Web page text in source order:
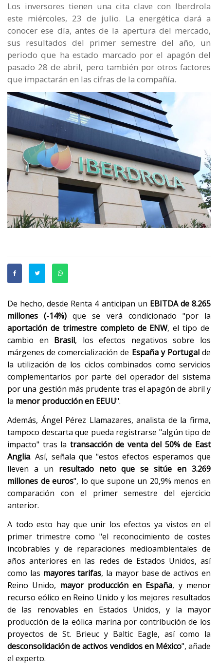
Los inversores tienen una cita clave con Iberdrola
este miércoles, 23 de julio. La energética dará a
conocer ese día, antes de la apertura del mercado,
sus resultados del primer semestre del año, un
periodo que ha estado marcado por el apagón del
pasado 28 de abril, pero también por otros factores
que impactarán en las cifras de la compañía.
De hecho, desde Renta 4 anticipan un EBITDA de 8.265
millones (-14%) que se verá condicionado "por la
aportación de trimestre completo de ENW, el tipo de
cambio en Brasil, los efectos negativos sobre los
márgenes de comercialización de España y Portugalde
la utilización de los ciclos combinados como servicios
complementarios por parte del operador del sistema
por una gestión más prudente tras el apagón de abril y
la menor producción en EEUU".
Además, Ángel Pérez Llamazares, analista de la firma,
tampoco descarta que pueda registrarse "algún tipo de
impacto" tras la transacción de venta del 50% de East
Anglia. Así, señala que "estos efectos esperamos que
lleven a un resultado neto que se sitúe en 3.269
millones de euros", lo que supone un 20,9% menos en
comparación con el primer semestre del ejercicio
anterior.
A todo esto hay que unir los efectos ya vistos en el
primer trimestre como "el reconocimiento de costes
incobrables y de reparaciones medioambientales de
años anteriores en las redes de Estados Unidos, así
como las mayores tarifas, la mayor base de activos en
Reino Unido, mayor producción en España, y menor
recurso eólico en Reino Unido y los mejores resultados
de las renovables en Estados Unidos, y la mayor
producción de la eólica marina por contribución de los
proyectos de St. Brieuc y Baltic Eagle, así como la
desconsolidación de activos vendidos en México", añade
el experto.